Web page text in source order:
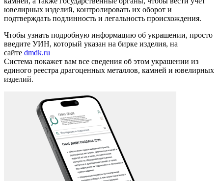
ювелирных изделий, контролировать их оборот и
подтверждать подлинность и легальность происхождения.
Чтобы узнать подробную информацию об украшении, просто
введите УИН, который указан на бирке изделия, на
сайте dmdk.ru
Система покажет вам все сведения об этом украшении из
единого реестра драгоценных металлов, камней и ювелирных
изделий.